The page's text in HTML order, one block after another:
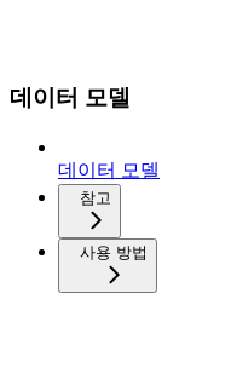
데이터 모델
데이터 모델
참고
사용 방법